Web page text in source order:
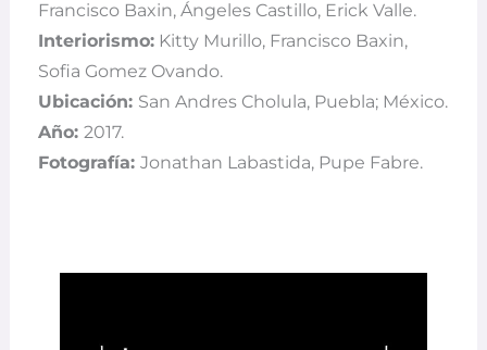
Francisco Baxin, Ángeles Castillo, Erick Valle.
Interiorismo:Kitty Murillo, Francisco Baxin,
Sofia Gomez Ovando.
Ubicación: San Andres Cholula, Puebla; México.
Año: 2017.
Fotografía: Jonathan Labastida, Pupe Fabre.